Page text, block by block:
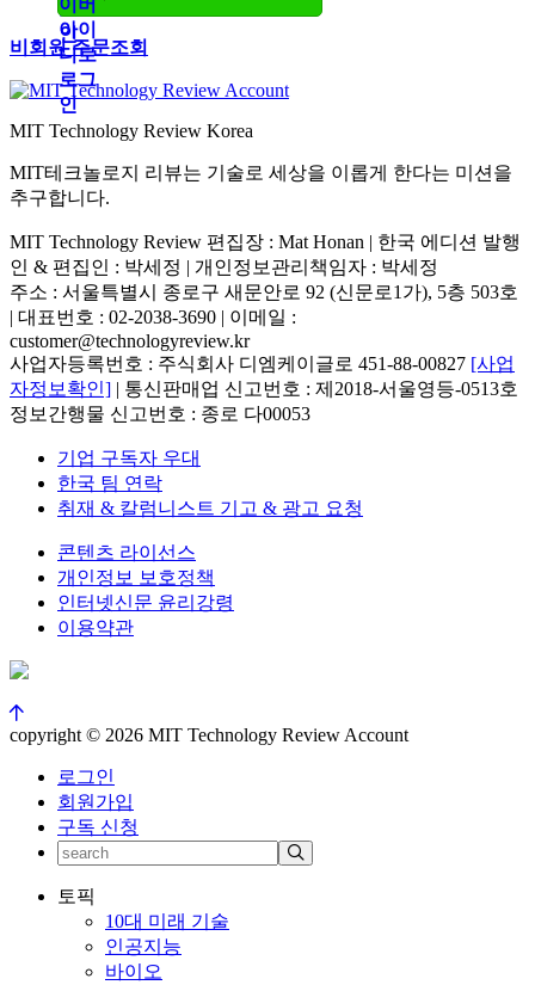
비회원 주문조회
MIT Technology Review Korea
MIT테크놀로지 리뷰는 기술로 세상을 이롭게 한다는 미션을
추구합니다.
MIT Technology Review 편집장 : Mat Honan | 한국 에디션 발행
인 & 편집인 : 박세정 | 개인정보관리책임자 : 박세정
주소 : 서울특별시 종로구 새문안로 92 (신문로1가), 5층 503호
| 대표번호 : 02-2038-3690 | 이메일 :
customer@technologyreview.kr
사업자등록번호 : 주식회사 디엠케이글로 451-88-00827 [사업
자정보확인] | 통신판매업 신고번호 : 제2018-서울영등-0513호
정보간행물 신고번호 : 종로 다00053
기업 구독자 우대
한국 팀 연락
취재 & 칼럼니스트 기고 & 광고 요청
콘텐츠 라이선스
개인정보 보호정책
인터넷신문 윤리강령
이용약관
copyright © 2026 MIT Technology Review Account
로그인
회원가입
구독 신청
토픽
10대 미래 기술
인공지능
바이오